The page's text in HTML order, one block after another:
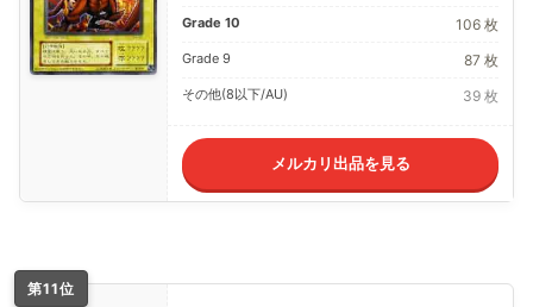
Grade 10 106 枚
Grade 9 87 枚
その他(8以下/AU) 39 枚
メルカリ出品を見る
第11位